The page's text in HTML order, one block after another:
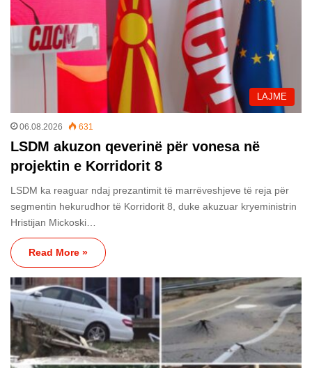
LAJME
06.08.2026 631
LSDM akuzon qeverinë për vonesa në
projektin e Korridorit 8
LSDM ka reaguar ndaj prezantimit të marrëveshjeve të reja për
segmentin hekurudhor të Korridorit 8, duke akuzuar kryeministrin
Hristijan Mickoski…
Read More »